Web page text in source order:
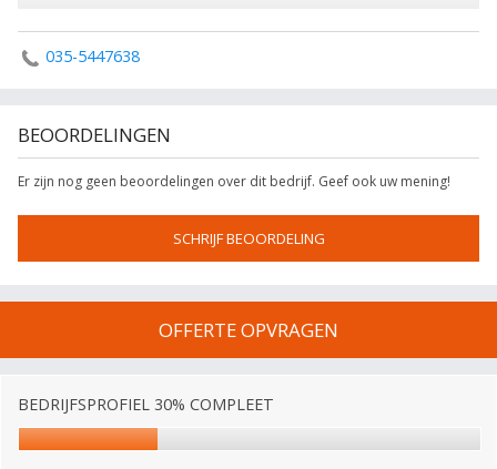
035-5447638
BEOORDELINGEN
Er zijn nog geen beoordelingen over dit bedrijf. Geef ook uw mening!
SCHRIJF BEOORDELING
OFFERTE OPVRAGEN
BEDRIJFSPROFIEL 30% COMPLEET